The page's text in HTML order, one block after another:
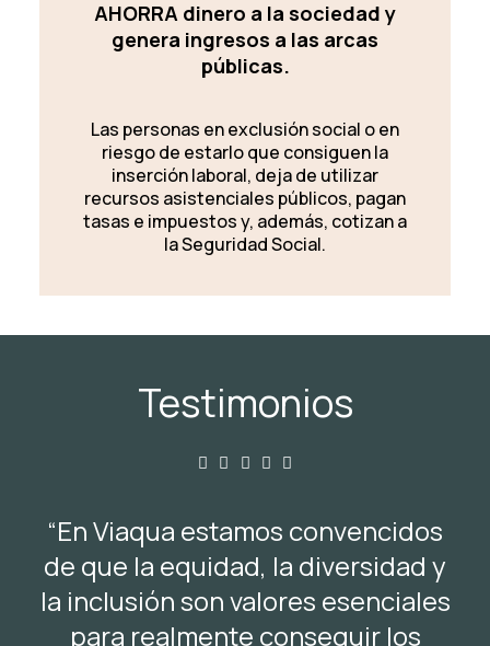
AHORRA dinero a la sociedad y
genera ingresos a las arcas
públicas.
Las personas en exclusión social o en
riesgo de estarlo que consiguen la
inserción laboral, deja de utilizar
recursos asistenciales públicos, pagan
tasas e impuestos y, además, cotizan a
la Seguridad Social.
Testimonios
“En Viaqua estamos convencidos
de que la equidad, la diversidad y
la inclusión son valores esenciales
para realmente conseguir los